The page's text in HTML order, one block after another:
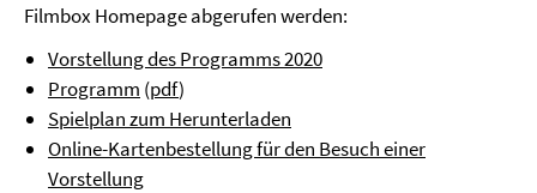
Filmbox Homepage abgerufen werden:
Vorstellung des Programms 2020
Programm (pdf)
Spielplan zum Herunterladen
Online-Kartenbestellung für den Besuch einer
Vorstellung